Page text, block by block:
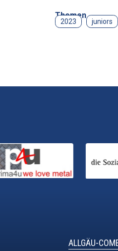
Themen
2023 juniors
ALLGÄU-